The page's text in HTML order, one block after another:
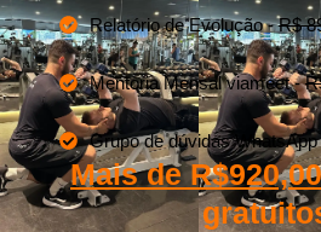
Relatório de Evolução -R$
Mentoria Mensal viameet -
Grupo de dúvidas
Mais de R$920,00